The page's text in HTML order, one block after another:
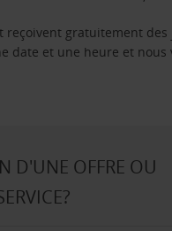
reçoivent gratuitement
date et une heure et
D'UNE OFFRE OU